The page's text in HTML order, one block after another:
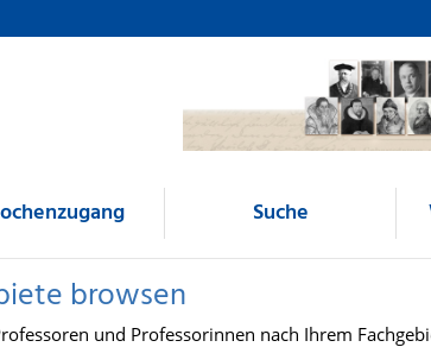
Suche
browsen
und Professorinnen nach Ihrem